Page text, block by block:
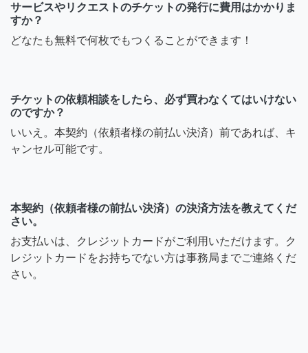
サービスやリクエストのチケットの発行に費用はかかりま
すか？
どなたも無料で何枚でもつくることができます！
チケットの依頼相談をしたら、必ず買わなくてはいけない
のですか？
いいえ。本契約（依頼者様の前払い決済）前であれば、キ
ャンセル可能です。
本契約（依頼者様の前払い決済）の決済方法を教えてくだ
さい。
お支払いは、クレジットカードがご利用いただけます。ク
レジットカードをお持ちでない方は事務局までご連絡くだ
さい。